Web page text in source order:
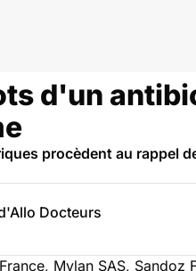
d'un
procèdent au rappel
Docteurs
Mylan SAS, Sandoz